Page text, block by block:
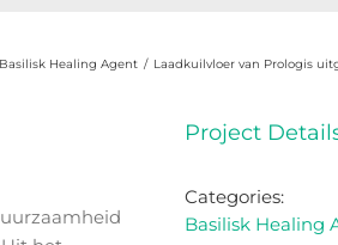
Basilisk Healing Agent / Laadkuilvloer van Prologis
Project
Categories:
Basilisk Healing